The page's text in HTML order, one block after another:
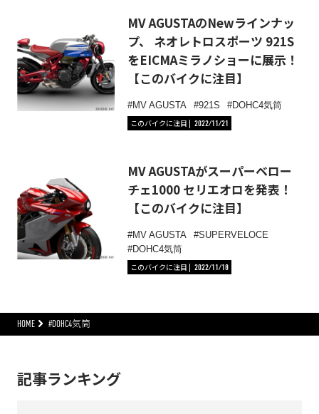
MV AGUSTAのNewラインナッ
プ、 ネオレトロスポーツ 921S
をEICMAミラノショーに展示！
【このバイクに注目】
MV AGUSTA 921S
DOHC4気筒
このバイクに注目
2022/11/21
MV AGUSTAがスーパーベロー
チェ1000 セリエオロを発表！
【このバイクに注目】
MV AGUSTA
SUPERVELOCE
DOHC4気筒
このバイクに注目
2022/11/18
HOME #DOHC4気筒
記事ランキング